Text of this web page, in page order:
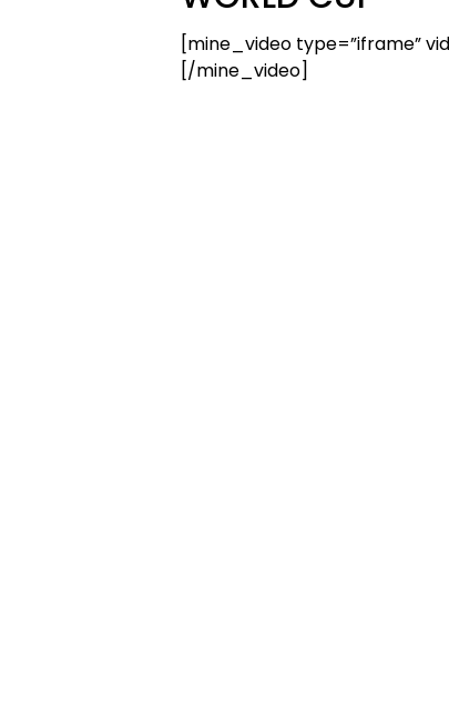
[mine_video type=”iframe”
[/mine_video]